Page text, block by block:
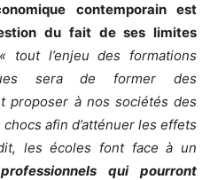
contemporain est
du fait de ses limites
tout l’enjeu des formations
sera de former des
proposer à nos sociétés des
afin d’atténuer les effets
les écoles font face à un
qui pourront